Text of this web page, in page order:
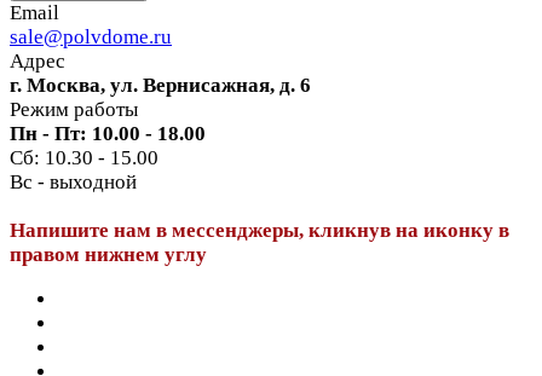
Email
sale@polvdome.ru
Адрес
г. Москва, ул. Вернисажная, д. 6
Режим работы
Пн - Пт: 10.00 - 18.00
Сб: 10.30 - 15.00
Вс - выходной
Напишите нам в мессенджеры, кликнув на иконку в
правом нижнем углу